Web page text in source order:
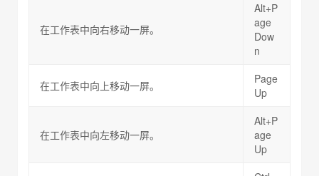
在工作表中向右移动一屏。
Alt+P
age
Dow
n
在工作表中向上移动一屏。
Page
Up
在工作表中向左移动一屏。
Alt+P
age
Up